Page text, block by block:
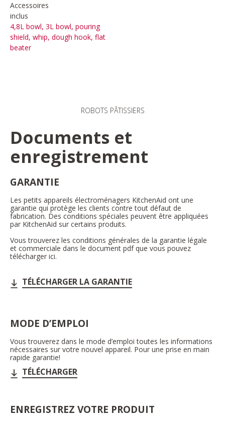
Accessoires
inclus
4,8L bowl, 3L bowl, pouring
shield, whip, dough hook, flat
beater
ROBOTS PÂTISSIERS
Documents et
enregistrement
GARANTIE
Les petits appareils électroménagers KitchenAid ont une
garantie qui protège les clients contre tout défaut de
fabrication. Des conditions spéciales peuvent être appliquées
par KitchenAid sur certains produits.
Vous trouverez les conditions générales de la garantie légale
et commerciale dans le document pdf que vous pouvez
télécharger ici.
TÉLÉCHARGER LA GARANTIE
MODE D’EMPLOI
Vous trouverez dans le mode d’emploi toutes les informations
nécessaires sur votre nouvel appareil. Pour une prise en main
rapide garantie!
TÉLÉCHARGER
ENREGISTREZ VOTRE PRODUIT